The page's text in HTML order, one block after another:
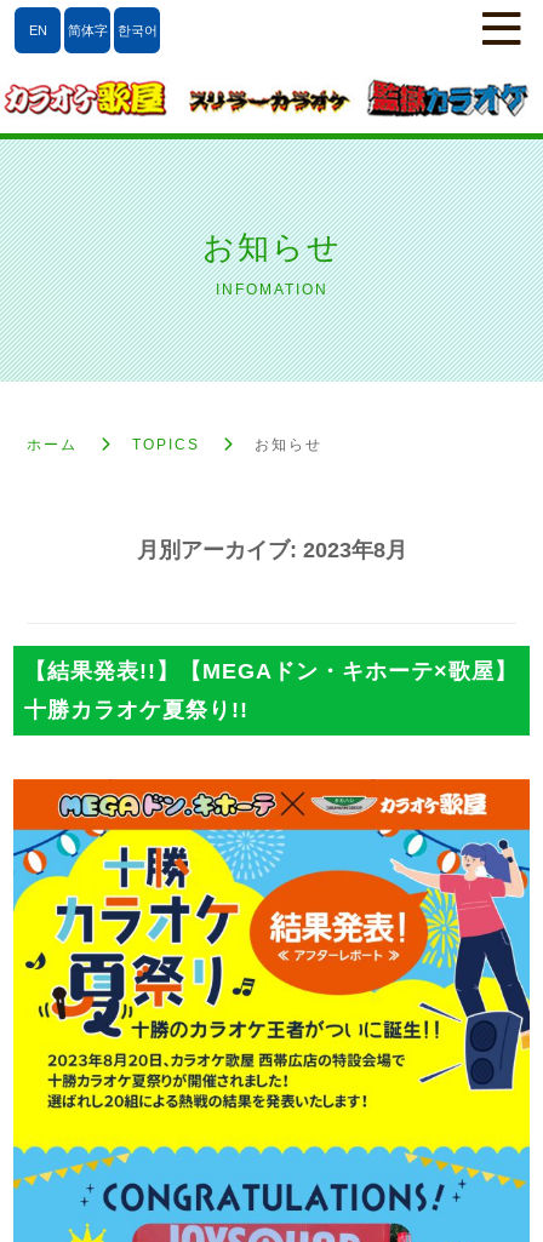
EN 简体字 한국어
お知らせ
INFOMATION
ホーム TOPICS お知らせ
月別アーカイブ: 2023年8月
【結果発表!!】【MEGAドン・キホーテ×歌屋】
十勝カラオケ夏祭り!!